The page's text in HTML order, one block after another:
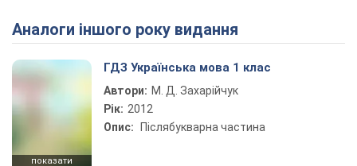
Аналоги іншого року видання
показати
ГДЗ Українська мова 1 клас
Автори: М. Д. Захарійчук
Рік: 2012
Опис:
Післябукварна частина